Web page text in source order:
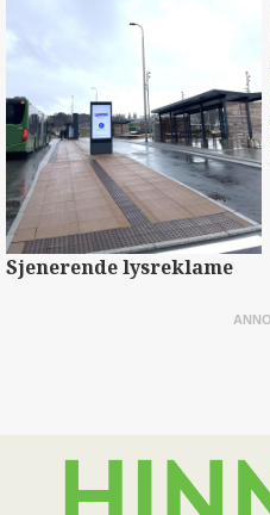
Sjenerende lysreklame